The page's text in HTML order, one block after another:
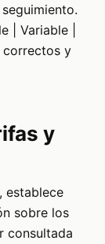
| Variable |
correctos y
y
establece
sobre los
consultada